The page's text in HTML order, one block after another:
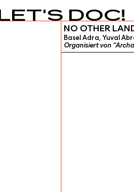
LET'S DOC!
NO OTHER
Basel Adra, Yuval
Organisiert von